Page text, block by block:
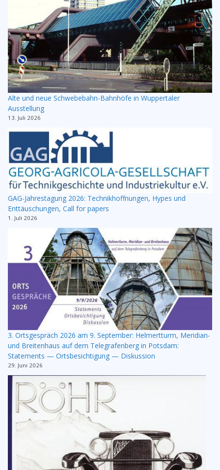
Alte und neue Schwebebahn-Bahnhöfe in Wuppertaler
Ausstellung
13. Juli 2026
GAG-Jahrestagung 2026: Technikhoffnungen, Hypes und
Enttäuschungen, Call for papers
1. Juli 2026
3. Ortsgespräch 2026 am 9. September: Helmertturm, Meridian-
und Breitenhaus auf dem Telegrafenberg in Potsdam:
Statements — Ortsbesichtigung — Diskussion
29. Juni 2026